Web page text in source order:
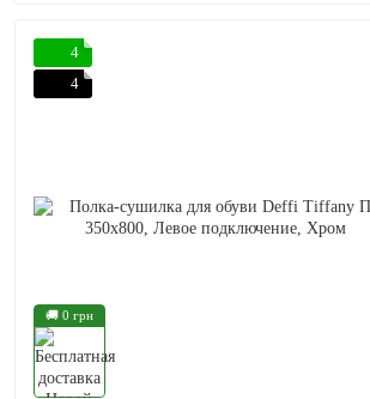
🚚 0 грн
4
4